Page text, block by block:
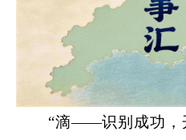
“滴——识别成功，开